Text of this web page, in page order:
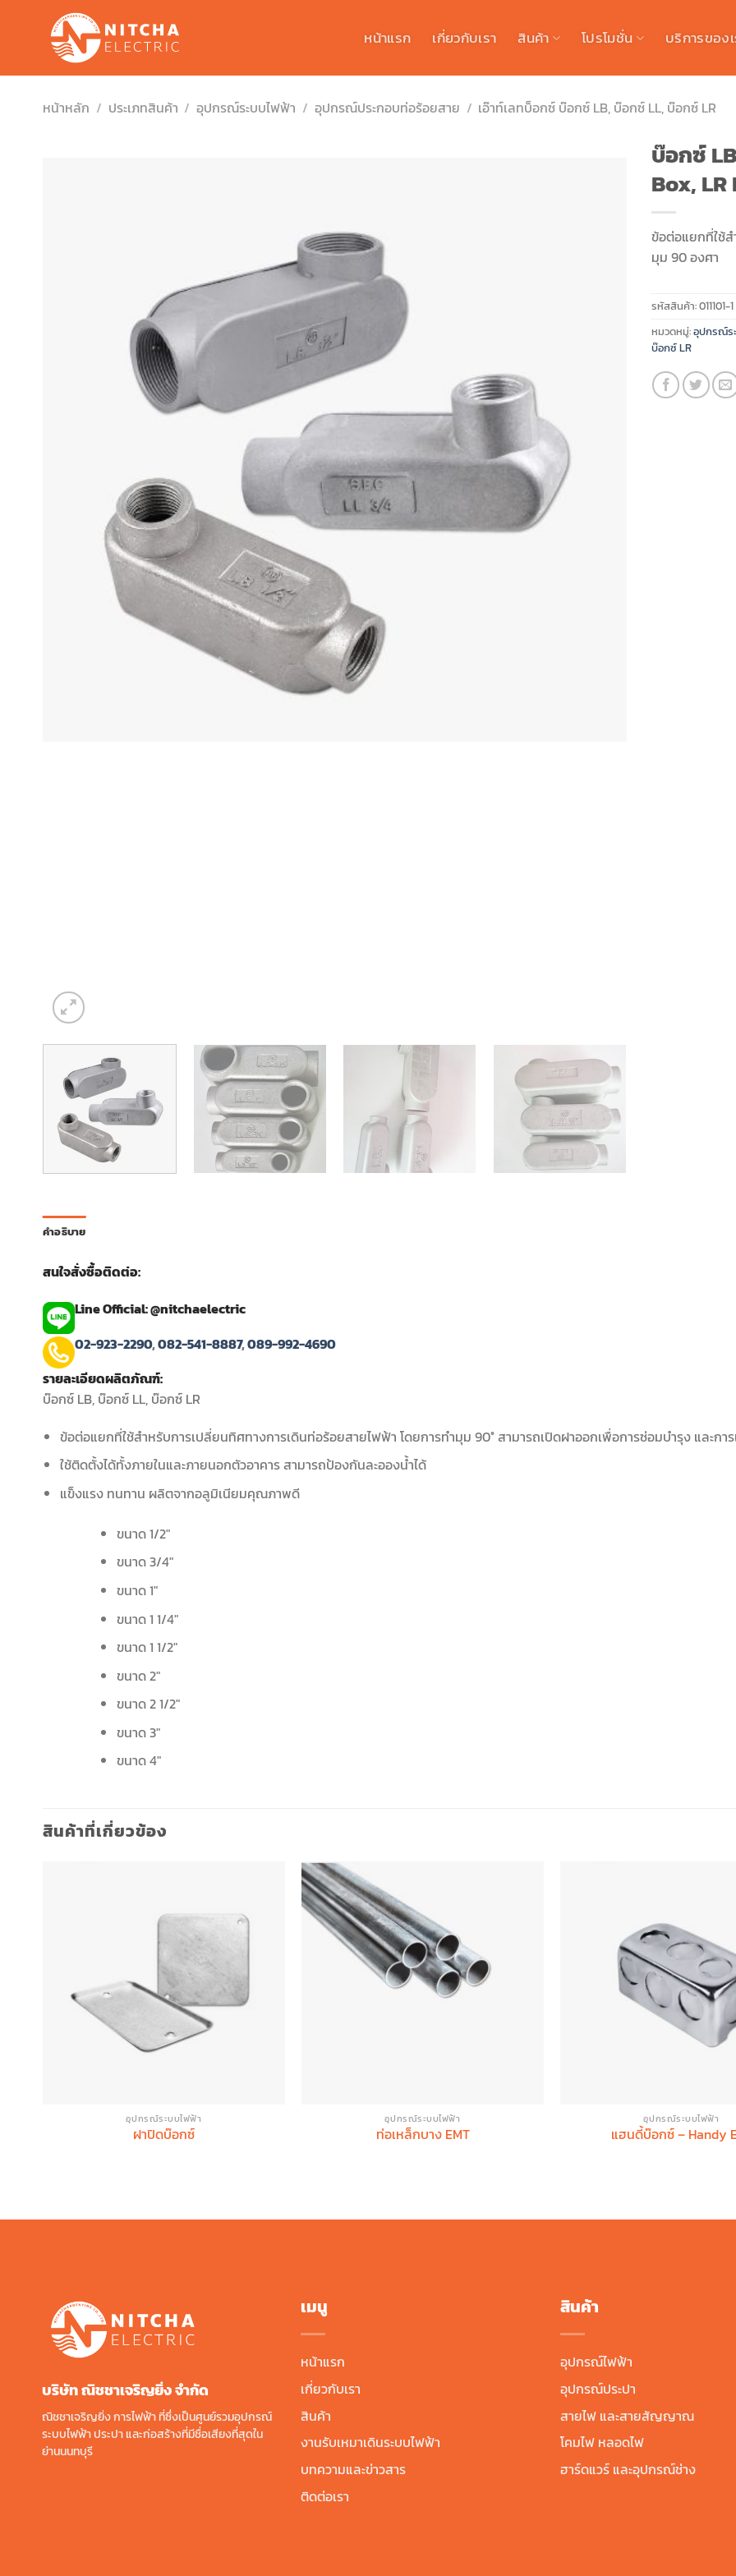
หน้าแรก เกี่ยวกับเรา สินค้า โปรโมชั่น บริการของ
หน้าหลัก / ประเภทสินค้า / อุปกรณ์ระบบไฟฟ้า / อุปกรณ์ประกอบท่อร้อยสาย / เอ๊าท์เลทบ็อกซ์ บ๊อกซ์ LB, บ๊อกซ์ LL, บ๊อกซ์ LR
บ๊อกซ์
Box, LR
ข้อต่อแยกที่ใช้
มุม 90 องศา
รหัสสินค้า:011101-1
หมวดหมู่:อุปกรณ์ร
บ๊อกซ์ LR
คำอธิบาย
สนใจสั่งซื้อติดต่อ:
Line Official: @nitchaelectric
02-923-2290,082-541-8887,089-992-4690
รายละเอียดผลิตภัณฑ์:
บ๊อกซ์ LB, บ๊อกซ์ LL, บ๊อกซ์ LR
ข้อต่อแยกที่ใช้สำหรับการเปลี่ยนทิศทางการเดินท่อร้อยสายไฟฟ้า โดยการทำมุม 90° สามารถเปิดฝาออกเพื่อการซ่อมบำรุง และกา
ใช้ติดตั้งได้ทั้งภายในและภายนอกตัวอาคาร สามารถป้องกันละอองน้ำได้
แข็งแรง ทนทาน ผลิตจากอลูมิเนียมคุณภาพดี
ขนาด 1/2″
ขนาด 3/4″
ขนาด 1″
ขนาด 1 1/4″
ขนาด 1 1/2″
ขนาด 2″
ขนาด 2 1/2″
ขนาด 3″
ขนาด 4″
สินค้าที่เกี่ยวข้อง
อุปกรณ์ระบบไฟฟ้า
ฝาปิดบ๊อกซ์
อุปกรณ์ระบบไฟฟ้า
ท่อเหล็กบาง EMT
อุปกรณ์ระบบไฟฟ้า
แฮนดี้บ๊อกซ์ – Handy
บริษัท ณิชชาเจริญยิ่ง จํากัด
ณิชชาเจริญยิ่ง การไฟฟ้า ที่ซึ่งเป็นศูนย์รวมอุปกรณ์
ระบบไฟฟ้า ประปา และก่อสร้างที่มีชื่อเสียงที่สุดใน
ย่านนนทบุรี
เมนู
หน้าแรก
เกี่ยวกับเรา
สินค้า
งานรับเหมาเดินระบบไฟฟ้า
บทความและข่าวสาร
ติดต่อเรา
สินค้า
อุปกรณ์ไฟฟ้า
อุปกรณ์ประปา
สายไฟ และสายสัญญาณ
โคมไฟ หลอดไฟ
ฮาร์ดแวร์ และอุปกรณ์ช่าง